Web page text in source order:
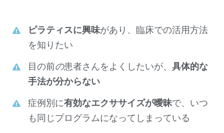
ピラティスに興味があり、臨床での活用方法
を知りたい
目の前の患者さんをよくしたいが、 具体的な
手法が分からない
症例別に有効なエクササイズが曖昧で、いつ
も同じプログラムになってしまっている